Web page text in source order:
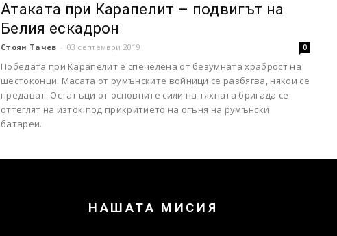
Атаката при Карапелит – подвигът на
Белия ескадрон
Стоян Тачев - 03 септември 2019 0
Победата при Карапелит е спечелена от безумната храброст на
шестоконци. Масата от румънските войници се разбягва, някои се
предават. Остатъци от основните сили на тяхната бригада се
оттеглят на изток под прикритието на огъня на румънски
батареи.
НАШАТА МИСИЯ